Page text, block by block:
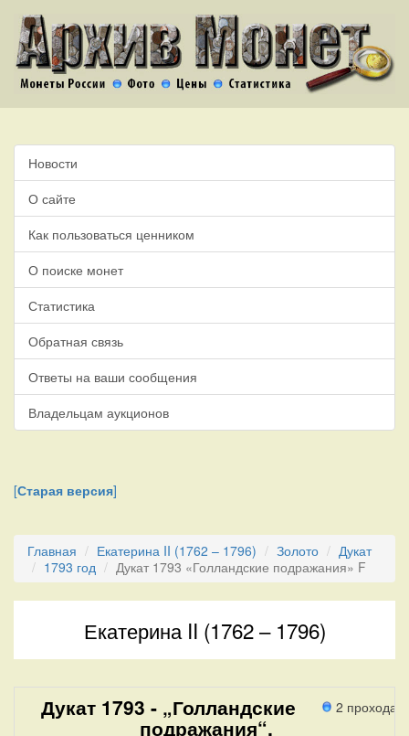
Новости
О сайте
Как пользоваться ценником
О поиске монет
Статистика
Обратная связь
Ответы на ваши сообщения
Владельцам аукционов
[Старая версия]
Главная Екатерина II (1762 – 1796) Золото
Дукат
1793 год
Дукат 1793 «Голландские подражания» F
Екатерина II (1762 – 1796)
2 прохода
Дукат 1793 - „Голландские
подражания“.